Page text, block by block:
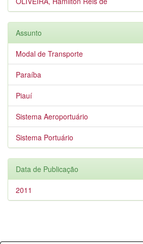
Assunto
Modal de Transporte
Paraíba
Piauí
Sistema Aeroportuário
Sistema Portuário
Data de Publicação
2011